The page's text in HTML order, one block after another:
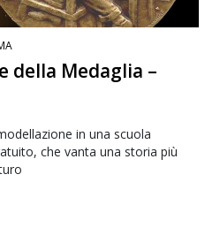
della Medaglia –
in una scuola
che vanta una storia più